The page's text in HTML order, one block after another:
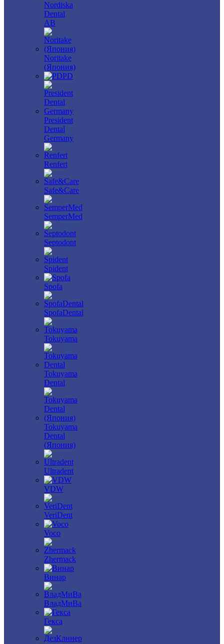
Nordiska
Dental
AB
Noritake
(Япония)
PD
President
Dental
Germany
Renfert
Safe&Care
SemperMed
Septodont
Spident
Spofa
SpofaDental
Tokuyama
Tokuyama
Dental
Tokuyama
Dental
(Япония)
Ultradent
VDW
VeriDent
Voco
Zhermack
Винар
ВладМиВа
Гекса